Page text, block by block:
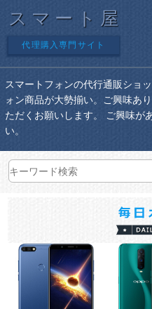
スマート屋
代理購入専門サイト
スマートフォンの代行通販ショ
ォン商品が大勢揃い。ご興味あ
ただくお願いします。 ご興味が
い。